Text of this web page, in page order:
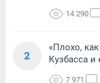
14 290
2
«Плохо,
Кузбасса и
7 971